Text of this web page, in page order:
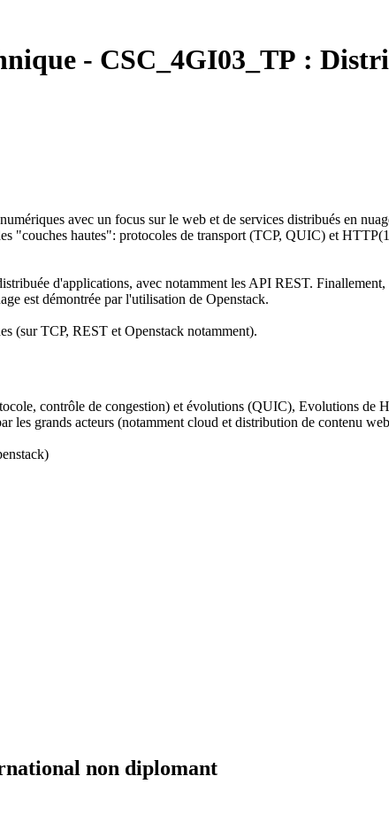
- CSC_4GI03_TP :
avec un focus sur le web et de services distribués en
"couches hautes": protocoles de transport (TCP, QUIC) et
d'applications, avec notamment les API REST.
est démontrée par l'utilisation de Openstack.
(sur TCP, REST et Openstack notamment).
contrôle de congestion) et évolutions (QUIC), Evolutions de
les grands acteurs (notamment cloud et distribution de contenu
non diplomant